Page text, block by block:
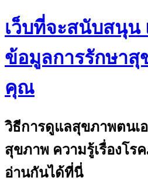
เว็บที่จะสนับสนุน
ข้อมูลการรักษาสุ
คุณ
วิธีการดูแลสุขภาพตนเ
สุขภาพ ความรู้เรื่องโร
อ่านกันได้ที่นี่